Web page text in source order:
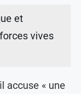
et
vives
accuse « une